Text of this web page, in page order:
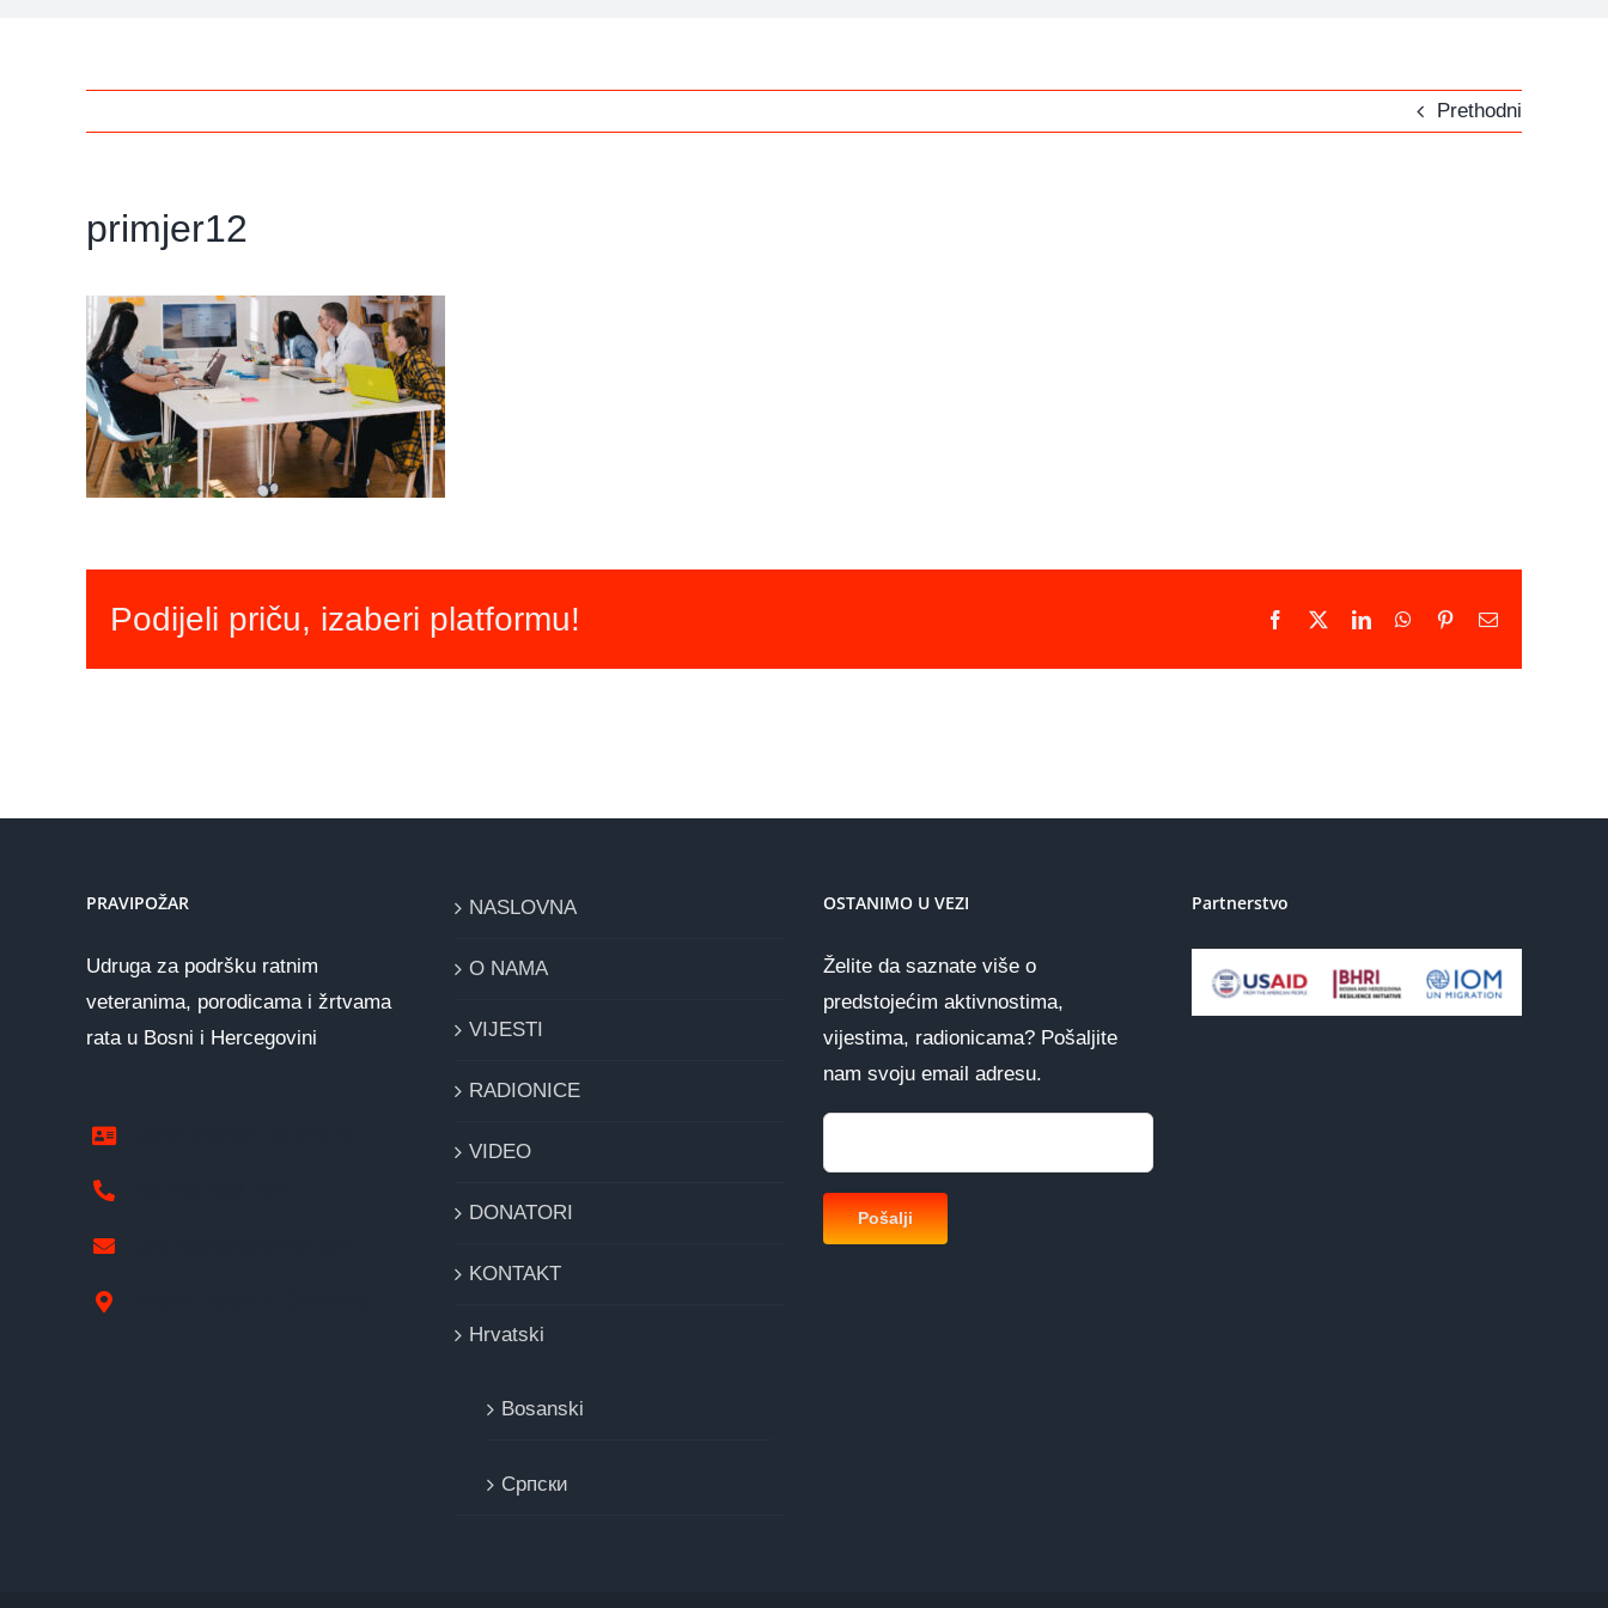
Prethodni
primjer12
Podijeli priču, izaberi platformu! Facebook LinkedInWhatsApp
PinterestEmail
PRAVIPOŽAR
Udruga za podršku ratnim
veteranima, porodicama i žrtvama
rata u Bosni i Hercegovini
NASLOVNA
O NAMA
VIJESTI
RADIONICE
VIDEO
DONATORI
KONTAKT
Hrvatski
Bosanski
Cрпски
OSTANIMO U VEZI
Želite da saznate više o
predstojećim aktivnostima,
vijestima, radionicama? Pošaljite
nam svoju email adresu.
Partnerstvo